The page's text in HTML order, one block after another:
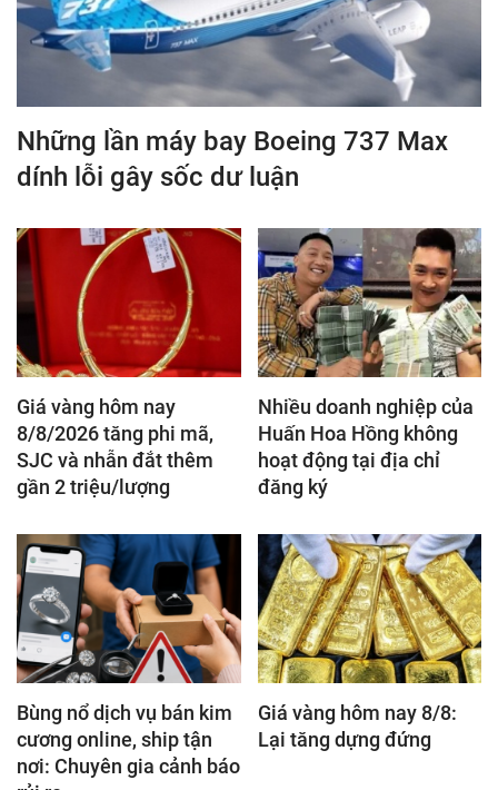
Những lần máy bay Boeing 737 Max
dính lỗi gây sốc dư luận
Giá vàng hôm nay
8/8/2026 tăng phi mã,
SJC và nhẫn đắt thêm
gần 2 triệu/lượng
Nhiều doanh nghiệp của
Huấn Hoa Hồng không
hoạt động tại địa chỉ
đăng ký
Bùng nổ dịch vụ bán kim
cương online, ship tận
nơi: Chuyên gia cảnh báo
Giá vàng hôm nay 8/8:
Lại tăng dựng đứng